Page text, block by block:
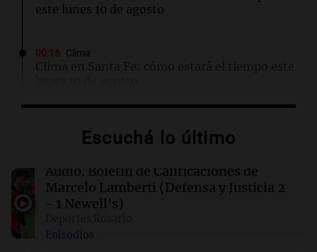
este lunes 10 de agosto
00:16 Clima
Clima en Santa Fe: cómo estará el tiempo este
Colombia confirma la muerte de un cabecilla
militar
00:11 Clima
lunes 10 de agosto
Escuchá lo último
Audio. Boletín de Calificaciones de
Marcelo Lamberti (Defensa y Justicia 2
- 1 Newell's)
Episodios